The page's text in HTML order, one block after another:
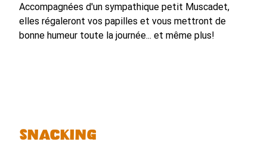
Accompagnées d'un sympathique petit Muscadet,
elles régaleront vos papilles et vous mettront de
bonne humeur toute la journée... et même plus!
Snacking